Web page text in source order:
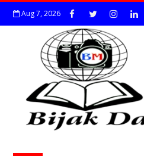
Aug 7, 2026